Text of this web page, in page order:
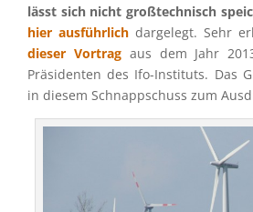
lässt sich nicht großtech­nisch
hier ausführ­lich darge­legt. Sehr
dieser Vortragaus dem Jahr
Präsi­den­ten des Ifo-Insti­tuts. Das
in diesem Schnapp­schuss zum